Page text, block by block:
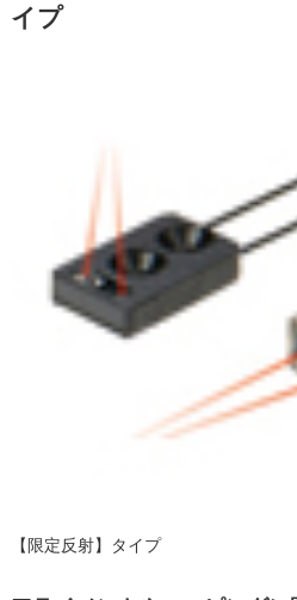
イプ
【限定反射】 タイプ